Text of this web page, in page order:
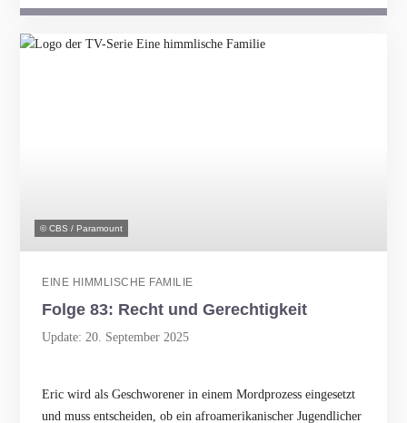
© CBS / Paramount
EINE HIMMLISCHE FAMILIE
Folge 83: Recht und Gerechtigkeit
Update: 20. September 2025
Eric wird als Geschworener in einem Mordprozess eingesetzt
und muss entscheiden, ob ein afroamerikanischer Jugendlicher